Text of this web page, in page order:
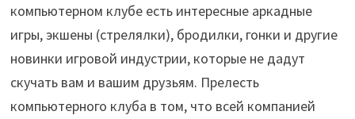
компьютерном клубе есть интересные аркадные
игры, экшены (стрелялки), бродилки, гонки и другие
новинки игровой индустрии, которые не дадут
скучать вам и вашим друзьям. Прелесть
компьютерного клуба в том, что всей компанией